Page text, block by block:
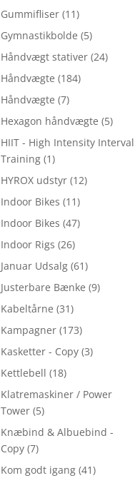
Gummifliser (11)
Gymnastikbolde (5)
Håndvægt stativer (24)
Håndvægte (184)
Håndvægte (7)
Hexagon håndvægte (5)
HIIT - High Intensity Interval
Training (1)
HYROX udstyr (12)
Indoor Bikes (11)
Indoor Bikes (47)
Indoor Rigs (26)
Januar Udsalg (61)
Justerbare Bænke (9)
Kabeltårne (31)
Kampagner (173)
Kasketter - Copy (3)
Kettlebell (18)
Klatremaskiner / Power
Tower (5)
Knæbind & Albuebind -
Copy (7)
Kom godt igang (41)